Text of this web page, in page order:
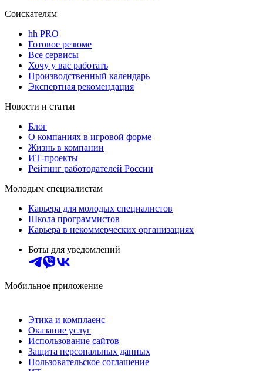
Соискателям
hh PRO
Готовое резюме
Все сервисы
Хочу у вас работать
Производственный календарь
Экспертная рекомендация
Новости и статьи
Блог
О компаниях в игровой форме
Жизнь в компании
ИТ-проекты
Рейтинг работодателей России
Молодым специалистам
Карьера для молодых специалистов
Школа программистов
Карьера в некоммерческих организациях
Боты для уведомлений
Мобильное приложение
Этика и комплаенс
Оказание услуг
Использование сайтов
Защита персональных данных
Пользовательское соглашение